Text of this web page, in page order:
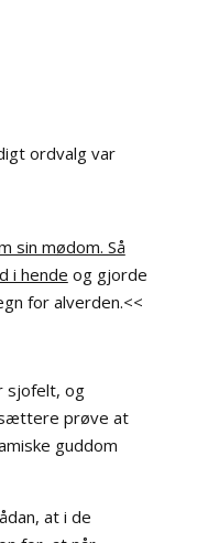
ordvalg var
sin mødom. Så
i hende og gjorde
for alverden.<<
sjofelt, og
prøve at
guddom
at i de